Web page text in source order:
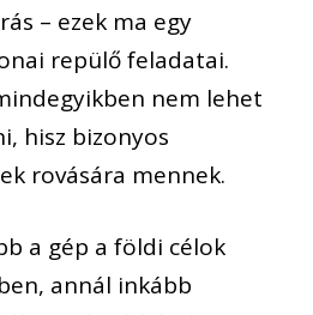
– ezek ma egy
repülő feladatai.
nem lehet
hisz bizonyos
rovására mennek.
a gép a földi célok
annál inkább